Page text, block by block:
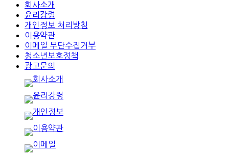
회사소개
윤리강령
개인정보 처리방침
이용약관
이메일 무단수집거부
청소년보호정책
광고문의